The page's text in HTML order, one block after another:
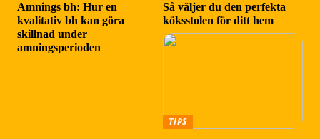
Amnings bh: Hur en
kvalitativ bh kan göra
skillnad under
amningsperioden
Så väljer du den perfekta
köksstolen för ditt hem
TIPS